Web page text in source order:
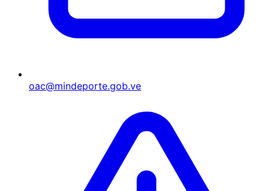
oac@mindeporte.gob.ve